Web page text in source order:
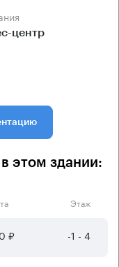
центр
этом здании:
Этаж
₽ -1 - 4